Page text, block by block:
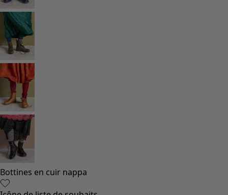
Vêtements hippies
Une mode scandinave
Superpositions
À rayures
Des carreaux à foison
À pois
Vêtements bio
Un design suédois
Robes en jersey
Vêtements bohèmes
Des vêtements pour les soirées fraîches
Vêtements à motif
Coton
Coton biologique
Maillots de bain et vêtements de plage
Vêtements de fête